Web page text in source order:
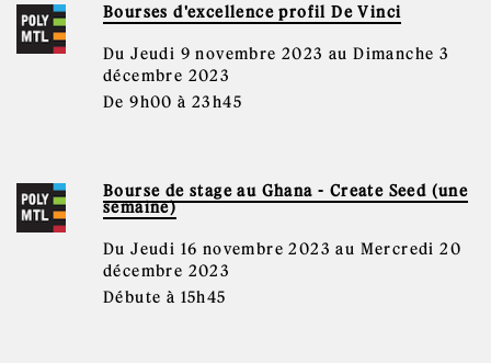
Bourses d'excellence profil De Vinci
Du Jeudi 9 novembre 2023 au Dimanche 3
décembre 2023
De 9h00 à 23h45
Bourse de stage au Ghana - Create Seed (une
semaine)
Du Jeudi 16 novembre 2023 au Mercredi 20
décembre 2023
Débute à 15h45